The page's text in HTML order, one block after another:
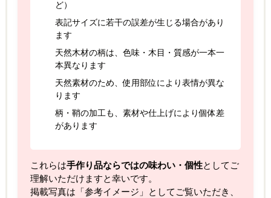
ど）
表記サイズに若干の誤差が生じる場合があり
ます
天然木材の柄は、色味・木目・質感が一本一
本異なります
天然素材のため、使用部位により表情が異な
ります
柄・鞘の加工も、素材や仕上げにより個体差
があります
これらは手作り品ならではの味わい・個性としてご
理解いただけますと幸いです。
掲載写真は「参考イメージ」としてご覧いただき、